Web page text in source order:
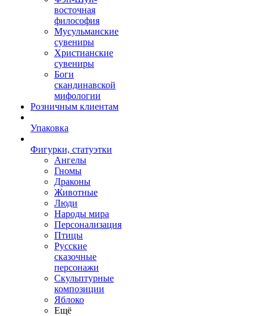
восточная
философия
Мусульманские
сувениры
Христианские
сувениры
Боги
скандинавской
мифологии
Розничным клиентам
Упаковка
Фигурки, статуэтки
Ангелы
Гномы
Драконы
Животные
Люди
Народы мира
Персонализация
Птицы
Русские
сказочные
персонажи
Скульптурные
композиции
Яблоко
Ещё